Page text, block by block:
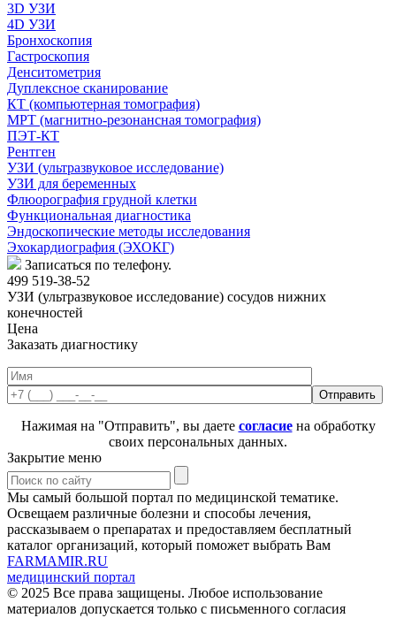
3D УЗИ
4D УЗИ
Бронхоскопия
Гастроскопия
Денситометрия
Дуплексное сканирование
КТ (компьютерная томография)
МРТ (магнитно-резонансная томография)
ПЭТ-КТ
Рентген
УЗИ (ультразвуковое исследование)
УЗИ для беременных
Флюорография грудной клетки
Функциональная диагностика
Эндоскопические методы исследования
Эхокардиография (ЭХОКГ)
Записаться по телефону.
499 519-38-52
УЗИ (ультразвуковое исследование) сосудов нижних
конечностей
Цена
Заказать диагностику
Нажимая на "Отправить", вы даете согласиена обработку
своих персональных данных.
Закрытие меню
Мы самый большой портал по медицинской тематике.
Освещаем различные болезни и способы лечения,
рассказываем о препаратах и предоставляем бесплатный
каталог организаций, который поможет выбрать Вам
FARMAMIR.RU
медицинский портал
© 2025 Все права защищены. Любое использование
материалов допускается только с письменного согласия